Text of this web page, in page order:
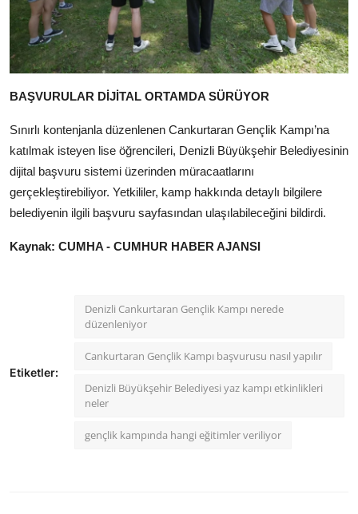
BAŞVURULAR DİJİTAL ORTAMDA SÜRÜYOR
Sınırlı kontenjanla düzenlenen Cankurtaran Gençlik Kampı’na
katılmak isteyen lise öğrencileri, Denizli Büyükşehir Belediyesinin
dijital başvuru sistemi üzerinden müracaatlarını
gerçekleştirebiliyor. Yetkililer, kamp hakkında detaylı bilgilere
belediyenin ilgili başvuru sayfasından ulaşılabileceğini bildirdi.
Kaynak: CUMHA - CUMHUR HABER AJANSI
Etiketler:
Denizli Cankurtaran Gençlik Kampı nerede
düzenleniyor
Cankurtaran Gençlik Kampı başvurusu nasıl yapılır
Denizli Büyükşehir Belediyesi yaz kampı etkinlikleri
neler
gençlik kampında hangi eğitimler veriliyor